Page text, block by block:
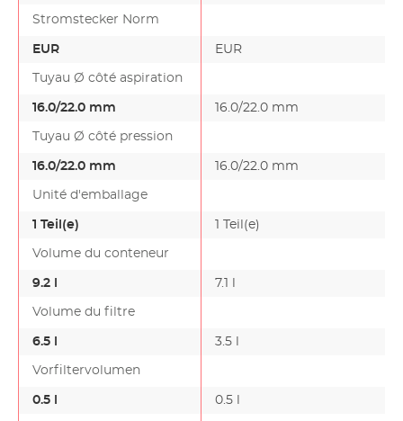
Stromstecker Norm
EUR EUR
Tuyau Ø côté aspiration
16.0/22.0 mm 16.0/22.0 mm
Tuyau Ø côté pression
16.0/22.0 mm 16.0/22.0 mm
Unité d'emballage
1 Teil(e) 1 Teil(e)
Volume du conteneur
9.2 l 7.1 l
Volume du filtre
6.5 l 3.5 l
Vorfiltervolumen
0.5 l 0.5 l